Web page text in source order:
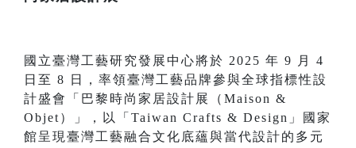
國立臺灣工藝研究發展中心將於 2025 年 9 月 4
日至 8 日，率領臺灣工藝品牌參與全球指標性設
計盛會「巴黎時尚家居設計展（Maison &
Objet）」，以「Taiwan Crafts & Design」國家
館呈現臺灣工藝融合文化底蘊與當代設計的多元